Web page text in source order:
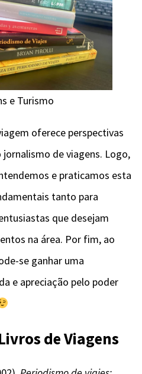
e Turismo
oferece perspectivas
jornalismo de viagens. Logo,
e praticamos esta
tanto para
que desejam
na área. Por fim, ao
se ganhar uma
e apreciação pelo poder
de Viagens